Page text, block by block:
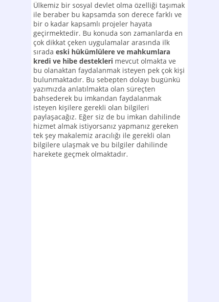
Ülkemiz bir sosyal devlet olma özelliği taşımak
ile beraber bu kapsamda son derece farklı ve
bir o kadar kapsamlı projeler hayata
geçirmektedir. Bu konuda son zamanlarda en
çok dikkat çeken uygulamalar arasında ilk
sırada eski hükümlülere ve mahkumlara
kredi ve hibe destekleri mevcut olmakta ve
bu olanaktan faydalanmak isteyen pek çok kişi
bulunmaktadır. Bu sebepten dolayı bugünkü
yazımızda anlatılmakta olan süreçten
bahsederek bu imkandan faydalanmak
isteyen kişilere gerekli olan bilgileri
paylaşacağız. Eğer siz de bu imkan dahilinde
hizmet almak istiyorsanız yapmanız gereken
tek şey makalemiz aracılığı ile gerekli olan
bilgilere ulaşmak ve bu bilgiler dahilinde
harekete geçmek olmaktadır.